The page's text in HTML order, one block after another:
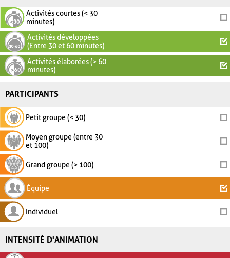
Activités courtes (< 30
minutes)
Activités développées
(Entre 30 et 60 minutes)
Activités élaborées (> 60
minutes)
PARTICIPANTS
Petit groupe (< 30)
Moyen groupe (entre 30
et 100)
Grand groupe (> 100)
Équipe
Individuel
INTENSITÉ D'ANIMATION